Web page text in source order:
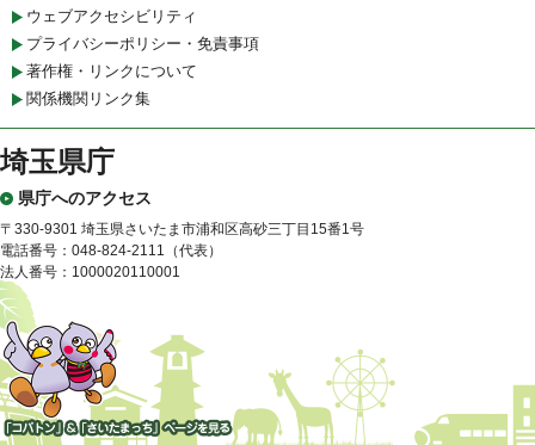
ウェブアクセシビリティ
プライバシーポリシー・免責事項
著作権・リンクについて
関係機関リンク集
埼玉県庁
県庁へのアクセス
〒330-9301 埼玉県さいたま市浦和区高砂三丁目15番1号
電話番号：048-824-2111（代表）
法人番号：1000020110001
「コバトン」&「さいたまっ